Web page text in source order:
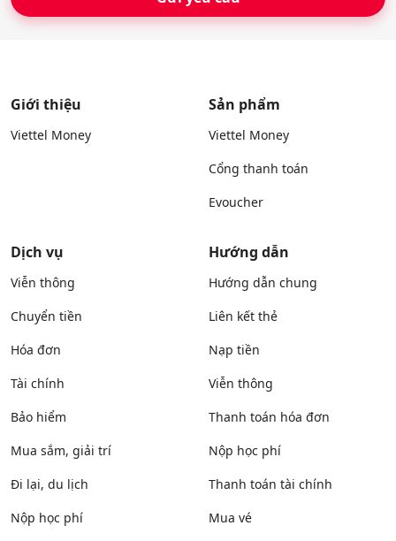
Giới thiệu
Viettel Money
Sản phẩm
Viettel Money
Cổng thanh toán
Evoucher
Dịch vụ
Viễn thông
Chuyển tiền
Hóa đơn
Tài chính
Bảo hiểm
Mua sắm, giải trí
Đi lại, du lịch
Nộp học phí
Hướng dẫn
Hướng dẫn chung
Liên kết thẻ
Nạp tiền
Viễn thông
Thanh toán hóa đơn
Nộp học phí
Thanh toán tài chính
Mua vé